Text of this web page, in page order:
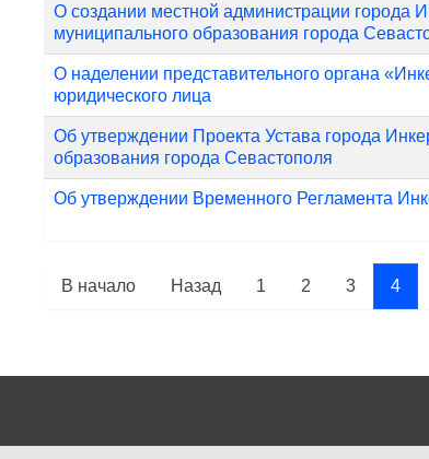
О создании местной администрации города
муниципального образования города
О наделении представительного органа
юридического лица
Об утверждении Проекта Устава города
образования города Севастополя
Об утверждении Временного Регламента
В начало Назад 1 2 3 4